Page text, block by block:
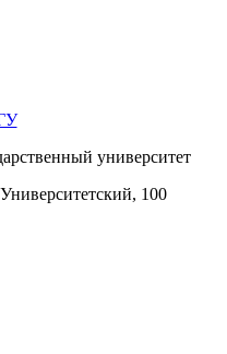
университет
100